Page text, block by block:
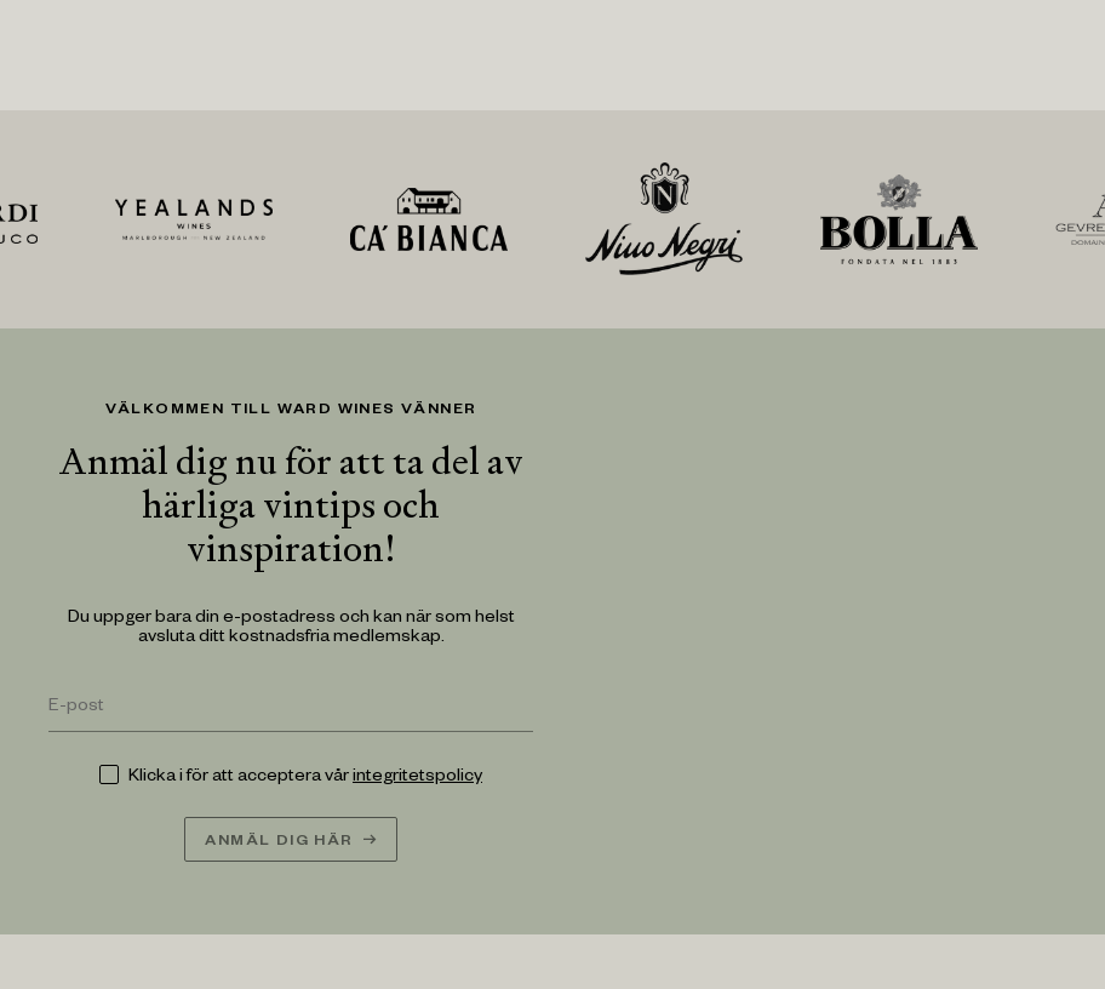
VÄLKOMMEN TILL WARD WINES VÄNNER
Anmäl dig nu för att ta del av
härliga vintips och
vinspiration!
Du uppger bara din e-postadress och kan när som helst
avsluta ditt kostnadsfria medlemskap.
Klicka i för att acceptera vårintegritetspolicy
ANMÄL DIG HÄR